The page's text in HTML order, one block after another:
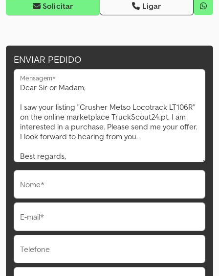
Solicitar Ligar
ENVIAR PEDIDO
Mensagem*
Nome*
E-mail*
Telefone